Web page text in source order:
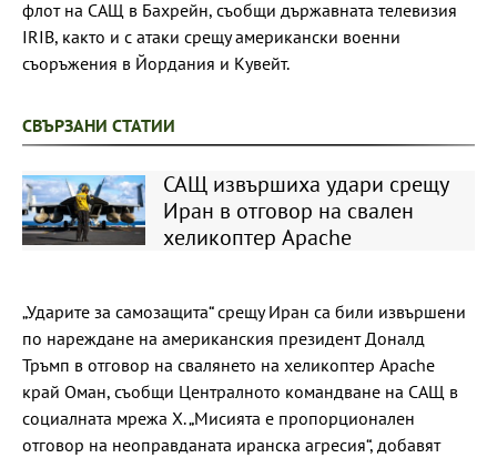
флот на САЩ в Бахрейн, съобщи държавната телевизия
IRIB, както и с атаки срещу американски военни
съоръжения в Йордания и Кувейт.
СВЪРЗАНИ СТАТИИ
САЩ извършиха удари срещу
Иран в отговор на свален
хеликоптер Apache
„Ударите за самозащита“ срещу Иран са били извършени
по нареждане на американския президент Доналд
Тръмп в отговор на свалянето на хеликоптер Apache
край Оман, съобщи Централното командване на САЩ в
социалната мрежа X. „Мисията е пропорционален
отговор на неоправданата иранска агресия“, добавят